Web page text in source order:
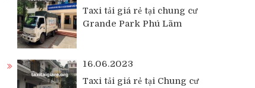
Taxi tải giá rẻ tại chung cư
Grande Park Phú Lãm
16.06.2023
Taxi tải giá rẻ tại Chung cư